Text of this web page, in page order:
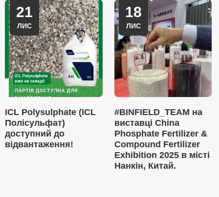
21
ЛИС
ICL Polysulphate (ICL
Полісульфат)
доступний до
відвантаження!
18
ЛИС
#BINFIELD_TEAM на
виставці China
Phosphate Fertilizer &
Compound Fertilizer
Exhibition 2025 в місті
Нанкін, Китай.